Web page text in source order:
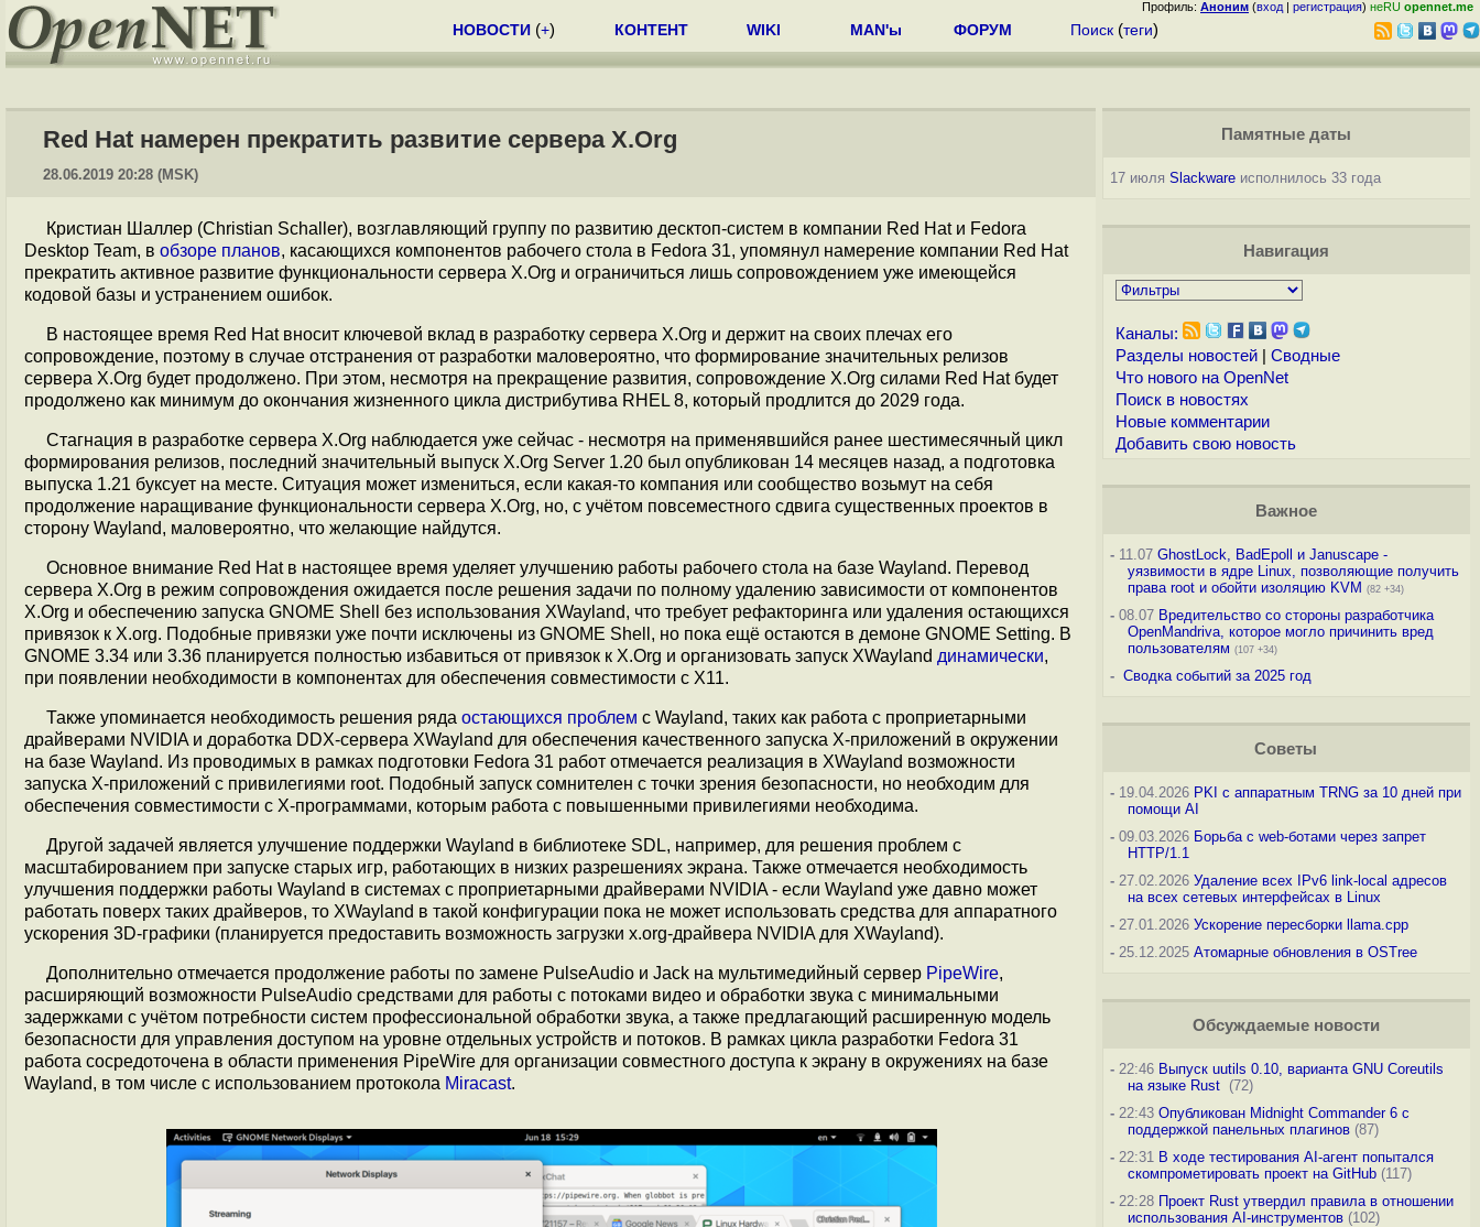
Профиль: Аноним (вход | регистрация) неRU opennet.me
НОВОСТИ (+) КОНТЕНТ WIKI MAN'ы ФОРУМ Поиск (теги)
Red Hat намерен прекратить развитие сервера X.Org
28.06.2019 20:28 (MSK)
Кристиан Шаллер (Christian Schaller), возглавляющий группу по развитию десктоп-систем в компании Red Hat и Fedora
Desktop Team, в обзоре планов, касающихся компонентов рабочего стола в Fedora 31, упомянул намерение компании Red Hat
прекратить активное развитие функциональности сервера X.Org и ограничиться лишь сопровождением уже имеющейся
кодовой базы и устранением ошибок.
В настоящее время Red Hat вносит ключевой вклад в разработку сервера X.Org и держит на своих плечах его
сопровождение, поэтому в случае отстранения от разработки маловероятно, что формирование значительных релизов
сервера X.Org будет продолжено. При этом, несмотря на прекращение развития, сопровождение X.Org силами Red Hat будет
продолжено как минимум до окончания жизненного цикла дистрибутива RHEL 8, который продлится до 2029 года.
Стагнация в разработке сервера X.Org наблюдается уже сейчас - несмотря на применявшийся ранее шестимесячный цикл
формирования релизов, последний значительный выпуск X.Org Server 1.20 был опубликован 14 месяцев назад, а подготовка
выпуска 1.21 буксует на месте. Ситуация может измениться, если какая-то компания или сообщество возьмут на себя
продолжение наращивание функциональности сервера X.Org, но, с учётом повсеместного сдвига существенных проектов в
сторону Wayland, маловероятно, что желающие найдутся.
Основное внимание Red Hat в настоящее время уделяет улучшению работы рабочего стола на базе Wayland. Перевод
сервера X.Org в режим сопровождения ожидается после решения задачи по полному удалению зависимости от компонентов
X.Org и обеспечению запуска GNOME Shell без использования XWayland, что требует рефакторинга или удаления остающихся
привязок к X.org. Подобные привязки уже почти исключены из GNOME Shell, но пока ещё остаются в демоне GNOME Setting. В
GNOME 3.34 или 3.36 планируется полностью избавиться от привязок к X.Org и организовать запуск XWayland динамически,
при появлении необходимости в компонентах для обеспечения совместимости с X11.
Также упоминается необходимость решения ряда остающихся проблем с Wayland, таких как работа с проприетарными
драйверами NVIDIA и доработка DDX-сервера XWayland для обеспечения качественного запуска X-приложений в окружении
на базе Wayland. Из проводимых в рамках подготовки Fedora 31 работ отмечается реализация в XWayland возможности
запуска X-приложений с привилегиями root. Подобный запуск сомнителен с точки зрения безопасности, но необходим для
обеспечения совместимости с X-программами, которым работа с повышенными привилегиями необходима.
Другой задачей является улучшение поддержки Wayland в библиотеке SDL, например, для решения проблем с
масштабированием при запуске старых игр, работающих в низких разрешениях экрана. Также отмечается необходимость
улучшения поддержки работы Wayland в системах с проприетарными драйверами NVIDIA - если Wayland уже давно может
работать поверх таких драйверов, то XWayland в такой конфигурации пока не может использовать средства для аппаратного
ускорения 3D-графики (планируется предоставить возможность загрузки x.org-драйвера NVIDIA для XWayland).
Дополнительно отмечается продолжение работы по замене PulseAudio и Jack на мультимедийный сервер PipeWire,
расширяющий возможности PulseAudio средствами для работы с потоками видео и обработки звука с минимальными
задержками с учётом потребности систем профессиональной обработки звука, а также предлагающий расширенную модель
безопасности для управления доступом на уровне отдельных устройств и потоков. В рамках цикла разработки Fedora 31
работа сосредоточена в области применения PipeWire для организации совместного доступа к экрану в окружениях на базе
Wayland, в том числе с использованием протокола Miracast.
Памятные даты
17 июля Slackwareисполнилось 33 года
Навигация
Каналы:
Разделы новостей| Сводные
Что нового на OpenNet
Поиск в новостях
Новые комментарии
Добавить свою новость
Важное
-11.07 GhostLock, BadEpoll и Januscape -
уязвимости в ядре Linux, позволяющие получить
права root и обойти изоляцию KVM (82 +34)
-08.07 Вредительство со стороны разработчика
OpenMandriva, которое могло причинить вред
пользователям (107 +34)
- Сводка событий за 2025 год
Советы
-19.04.2026 PKI с аппаратным TRNG за 10 дней при
помощи AI
-09.03.2026 Борьба с web-ботами через запрет
HTTP/1.1
-27.02.2026 Удаление всех IPv6 link-local адресов
на всех сетевых интерфейсах в Linux
-27.01.2026 Ускорение пересборки llama.cpp
-25.12.2025 Атомарные обновления в OSTree
Обсуждаемые новости
-22:46 Выпуск uutils 0.10, варианта GNU Coreutils
на языке Rust (72)
-22:43 Опубликован Midnight Commander 6 c
поддержкой панельных плагинов(87)
-22:31 В ходе тестирования AI-агент попытался
скомпрометировать проект на GitHub(117)
-22:28 Проект Rust утвердил правила в отношении
использования AI-инструментов(102)